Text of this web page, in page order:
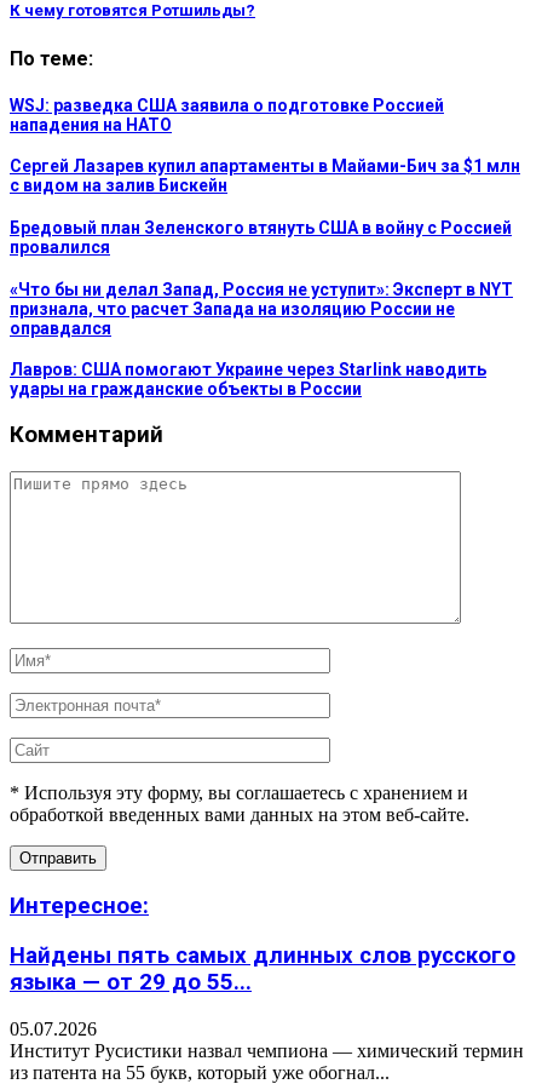
К чему готовятся Ротшильды?
По теме:
WSJ: разведка США заявила о подготовке Россией
нападения на НАТО
Сергей Лазарев купил апартаменты в Майами-Бич за $1 млн
с видом на залив Бискейн
Бредовый план Зеленского втянуть США в войну с Россией
провалился
«Что бы ни делал Запад, Россия не уступит»: Эксперт в NYT
признала, что расчет Запада на изоляцию России не
оправдался
Лавров: США помогают Украине через Starlink наводить
удары на гражданские объекты в России
Комментарий
* Используя эту форму, вы соглашаетесь с хранением и
обработкой введенных вами данных на этом веб-сайте.
Интересное:
Найдены пять самых длинных слов русского
языка — от 29 до 55...
05.07.2026
Институт Русистики назвал чемпиона — химический термин
из патента на 55 букв, который уже обогнал...